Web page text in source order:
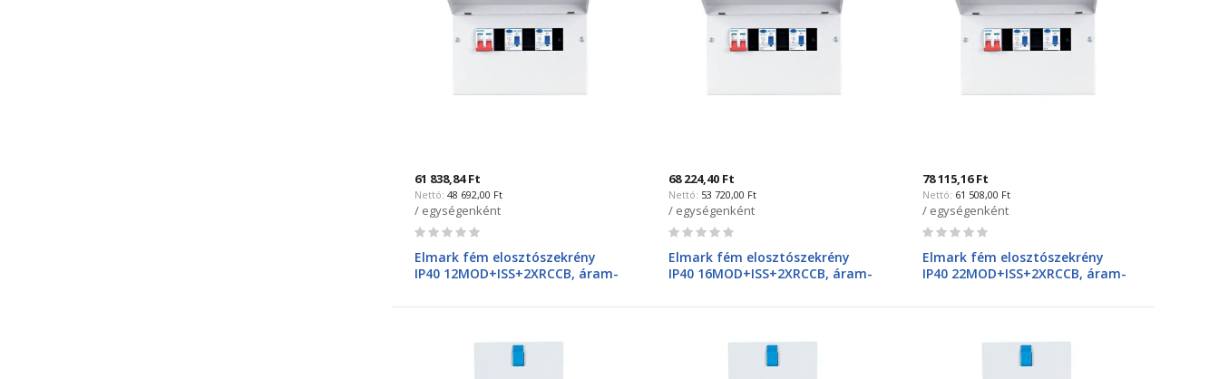
61 838,84 Ft
48 692,00 Ft
/ egységenként
Rating:
Elmark fém elosztószekrény
IP40 12MOD+ISS+2XRCCB, áram-
Sigma 61128SR
68 224,40 Ft
53 720,00 Ft
/ egységenként
Rating:
Elmark fém elosztószekrény
IP40 16MOD+ISS+2XRCCB, áram-
Sigma 61168SR
78 115,16 Ft
61 508,00 Ft
/ egységenként
Rating:
Elmark fém elosztószekrény
IP40 22MOD+ISS+2XRCCB, áram-
Sigma 61228SR